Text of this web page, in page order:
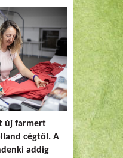
új farmert
cégtől. A
addig